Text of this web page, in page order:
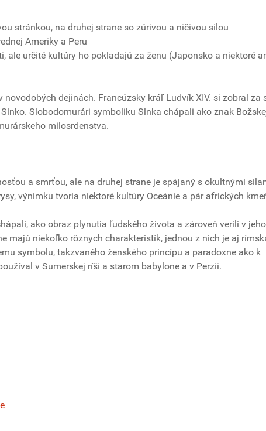
stránkou, na druhej strane so zúrivou a ničivou silou
Ameriky a Peru
ale určité kultúry ho pokladajú za ženu (Japonsko a niektoré
dejinách. Francúzsky kráľ Ludvík XIV. si zobral za
Slobodomurári symboliku Slnka chápali ako znak
milosrdenstva.
a smrťou, ale na druhej strane je spájaný s okultnými
výnimku tvoria niektoré kultúry Oceánie a pár afrických
ako obraz plynutia ľudského života a zároveň verili v
majú niekoľko rôznych charakteristík, jednou z nich je aj
symbolu, takzvaného ženského princípu a paradoxne ako k
v Sumerskej ríši a starom babylone a v Perzii.